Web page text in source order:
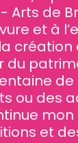
Arts de
et à
du
de
ou des
et